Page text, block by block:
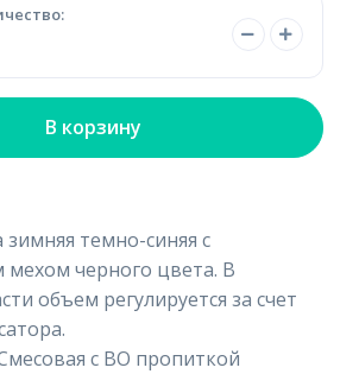
В корзину
темно-синяя с
мехом черного цвета. В
объем регулируется за счет
с ВО пропиткой